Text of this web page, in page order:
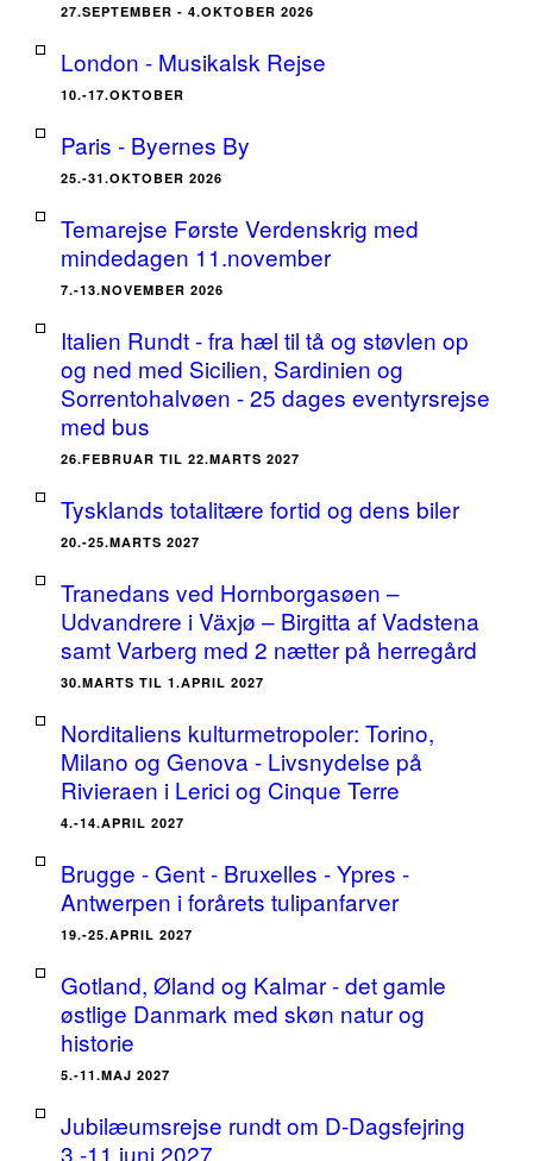
27.SEPTEMBER - 4.OKTOBER 2026
London - Musikalsk Rejse
10.-17.OKTOBER
Paris - Byernes By
25.-31.OKTOBER 2026
Temarejse Første Verdenskrig med
mindedagen 11.november
7.-13.NOVEMBER 2026
Italien Rundt - fra hæl til tå og støvlen op
og ned med Sicilien, Sardinien og
Sorrentohalvøen - 25 dages eventyrsrejse
med bus
26.FEBRUAR TIL 22.MARTS 2027
Tysklands totalitære fortid og dens biler
20.-25.MARTS 2027
Tranedans ved Hornborgasøen –
Udvandrere i Växjø – Birgitta af Vadstena
samt Varberg med 2 nætter på herregård
30.MARTS TIL 1.APRIL 2027
Norditaliens kulturmetropoler: Torino,
Milano og Genova - Livsnydelse på
Rivieraen i Lerici og Cinque Terre
4.-14.APRIL 2027
Brugge - Gent - Bruxelles - Ypres -
Antwerpen i forårets tulipanfarver
19.-25.APRIL 2027
Gotland, Øland og Kalmar - det gamle
østlige Danmark med skøn natur og
historie
5.-11.MAJ 2027
Jubilæumsrejse rundt om D-Dagsfejring
3.-11.juni 2027